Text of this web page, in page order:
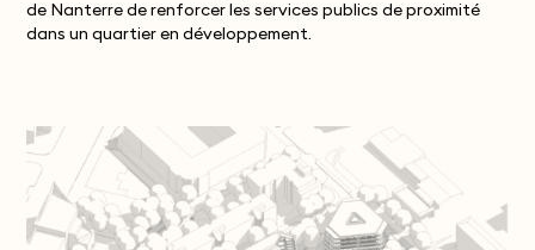
de Nanterre de renforcer les services publics de proximité
dans un quartier en développement.